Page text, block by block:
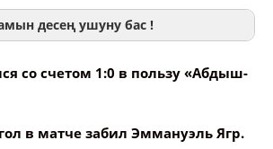
десең ушуну бас !
со счетом 1:0 в пользу «Абдыш-
в матче забил Эммануэль Ягр.